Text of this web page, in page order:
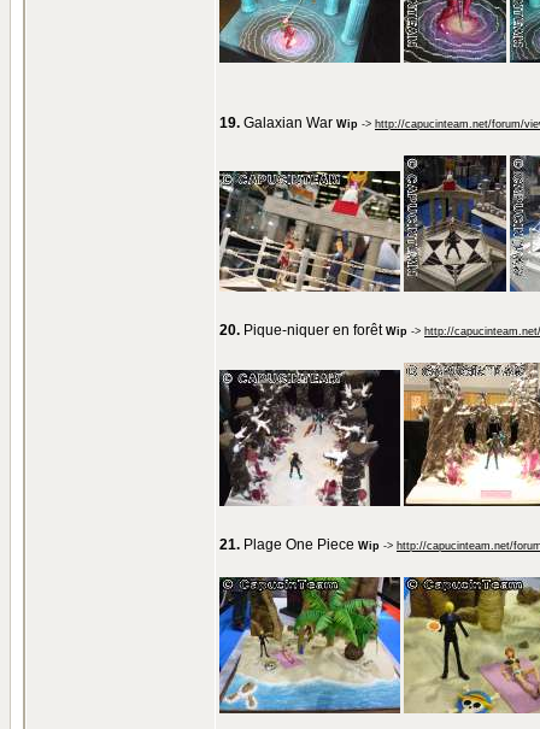
19. Galaxian War Wip -> http://capucinteam.net/forum/
20. Pique-niquer en forêt Wip -> http://
21. Plage One Piece Wip -> http://capucinteam.net/